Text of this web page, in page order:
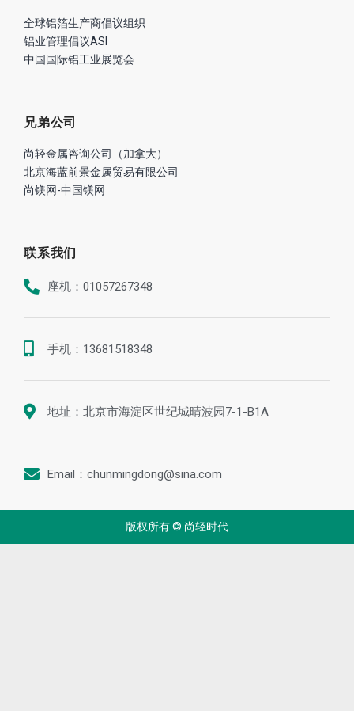
全球铝箔生产商倡议组织
铝业管理倡议ASI
中国国际铝工业展览会
兄弟公司
尚轻金属咨询公司（加拿大）
北京海蓝前景金属贸易有限公司
尚镁网-中国镁网
联系我们
座机：01057267348
手机：13681518348
地址：北京市海淀区世纪城晴波园7-1-B1A
Email：chunmingdong@sina.com
版权所有 © 尚轻时代